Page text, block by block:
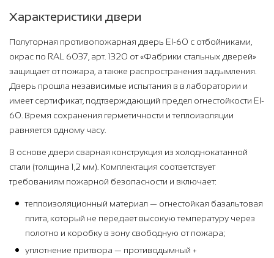
Характеристики двери
Полуторная противопожарная дверь EI-60 с отбойниками,
окрас по RAL 6037, арт. 1320 от «Фабрики стальных дверей»
защищает от пожара, а также распространения задымления.
Дверь прошла независимые испытания в в лаборатории и
имеет сертификат, подтверждающий предел огнестойкости EI-
60. Время сохранения герметичности и теплоизоляции
равняется одному часу.
В основе двери сварная конструкция из холоднокатанной
стали (толщина 1,2 мм). Комплектация соответствует
требованиям пожарной безопасности и включает:
теплоизоляционный материал — огнестойкая базальтовая
плита, который не передает высокую температуру через
полотно и коробку в зону свободную от пожара;
уплотнение притвора — противодымный +